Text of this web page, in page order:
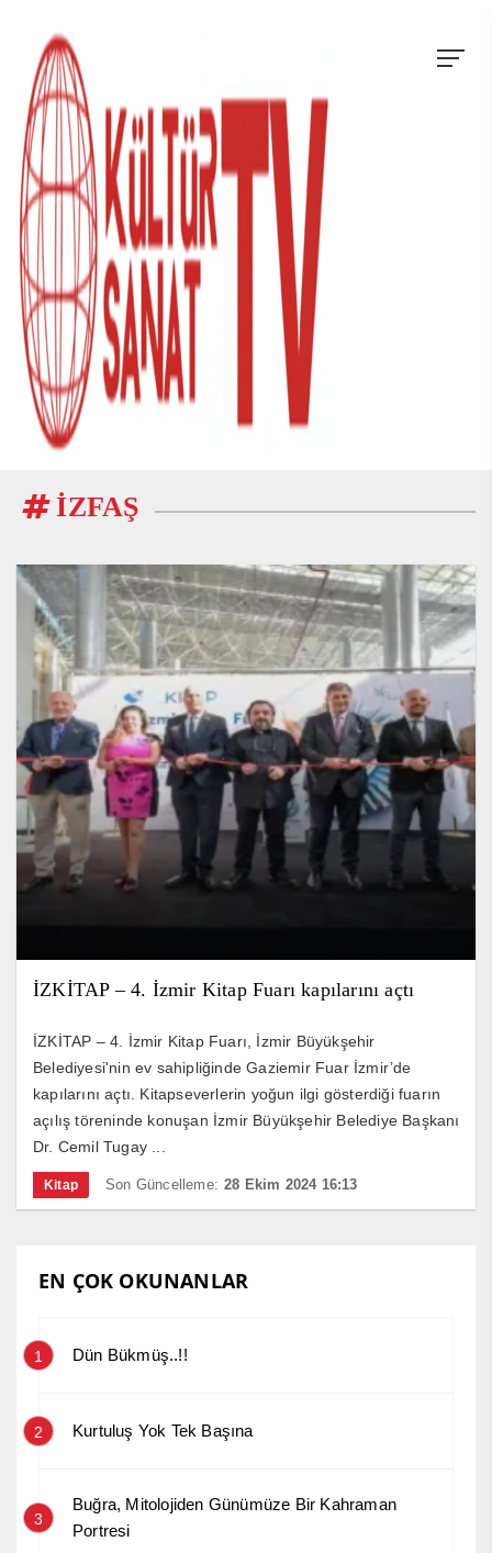
İZFAŞ
İZKİTAP – 4. İzmir Kitap Fuarı kapılarını açtı
İZKİTAP – 4. İzmir Kitap Fuarı, İzmir Büyükşehir
Belediyesi'nin ev sahipliğinde Gaziemir Fuar İzmir’de
kapılarını açtı. Kitapseverlerin yoğun ilgi gösterdiği fuarın
açılış töreninde konuşan İzmir Büyükşehir Belediye Başkanı
Dr. Cemil Tugay ...
Kitap Son Güncelleme: 28 Ekim 2024 16:13
EN ÇOK OKUNANLAR
1 Dün Bükmüş..!!
2 Kurtuluş Yok Tek Başına
3
Buğra, Mitolojiden Günümüze Bir Kahraman
Portresi